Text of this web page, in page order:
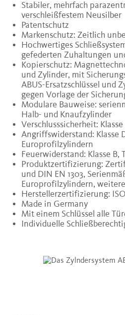
Stabiler, mehrfach
verschleißfestem Neusilber
Patentschutz
Markenschutz: Zeitlich
Hochwertiges
gefederten Zuhaltungen
Kopierschutz:
und Zylinder, mit
ABUS-Ersatzschlüssel und
gegen Vorlage der
Modulare Bauweise:
Halb- und Knaufzylinder
Verschlusssicherheit:
Angriffswiderstand: Klasse
Europrofilzylindern
Feuerwiderstand: Klasse B,
Produktzertifizierung:
und DIN EN 1303,
Europrofilzylindern,
Herstellerzertifizierung:
Made in Germany
Mit einem Schlüssel alle
Individuelle